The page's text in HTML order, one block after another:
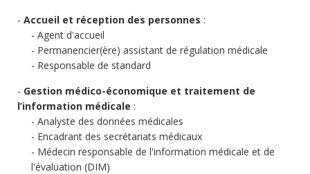
Accueil et réception des personnes :
Agent d'accueil
Permanencier(ère) assistant de régulation médicale
Responsable de standard
Gestion médico-économique et traitement de
l’information médicale :
Analyste des données médicales
Encadrant des secrétariats médicaux
Médecin responsable de l'information médicale et de
l'évaluation (DIM)